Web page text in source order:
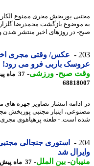
پوربخش مجری ممنوع الکار با
بازگشت محمدرضا گلزار
در روزهای اخیر منتشر شدن
عکس/ وقتی مجری
باربی فرو می رود!
صبح-ورزشی-37 ماه پیش - چهارشنبه 11 مرداد 1402، 20:42
انتشار تصاویر چهره های
اینبار مجتبی پوربخش مجری
است. - طعنه پرهیاهوی مجری
استوری جنجالی مجتبی
شد
-بین الملل-